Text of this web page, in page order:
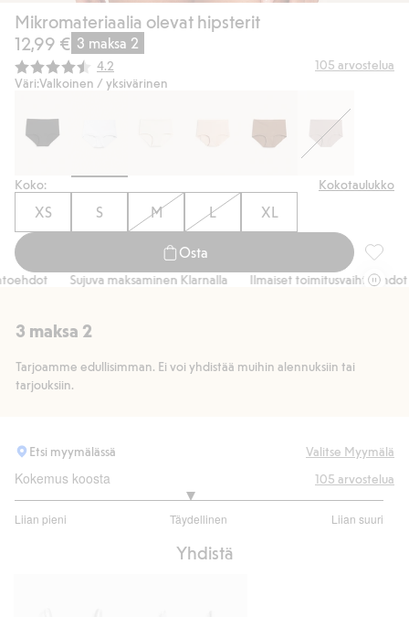
Mikromateriaalia olevat hipsterit
12,99 € 3 maksa 2
Keskimääräinen luokitus:
4.2 105 arvostelua
Väri:Valkoinen / yksivärinen
Koko: Kokotaulukko
XS S M L XL
Osta
Sujuva maksaminen Klarnalla Ilmaiset toimitusvaihtoehdot
3 maksa 2
Tarjoamme edullisimman. Ei voi yhdistää muihin alennuksiin tai
tarjouksiin.
Etsi myymälässä Valitse Myymälä
Kokemus koosta
Liian pieni Täydellinen Liian suuri
/
105 arvostelua
Yhdistä